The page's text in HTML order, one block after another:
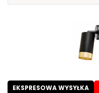
EKSPRESOWA WYSYŁKA